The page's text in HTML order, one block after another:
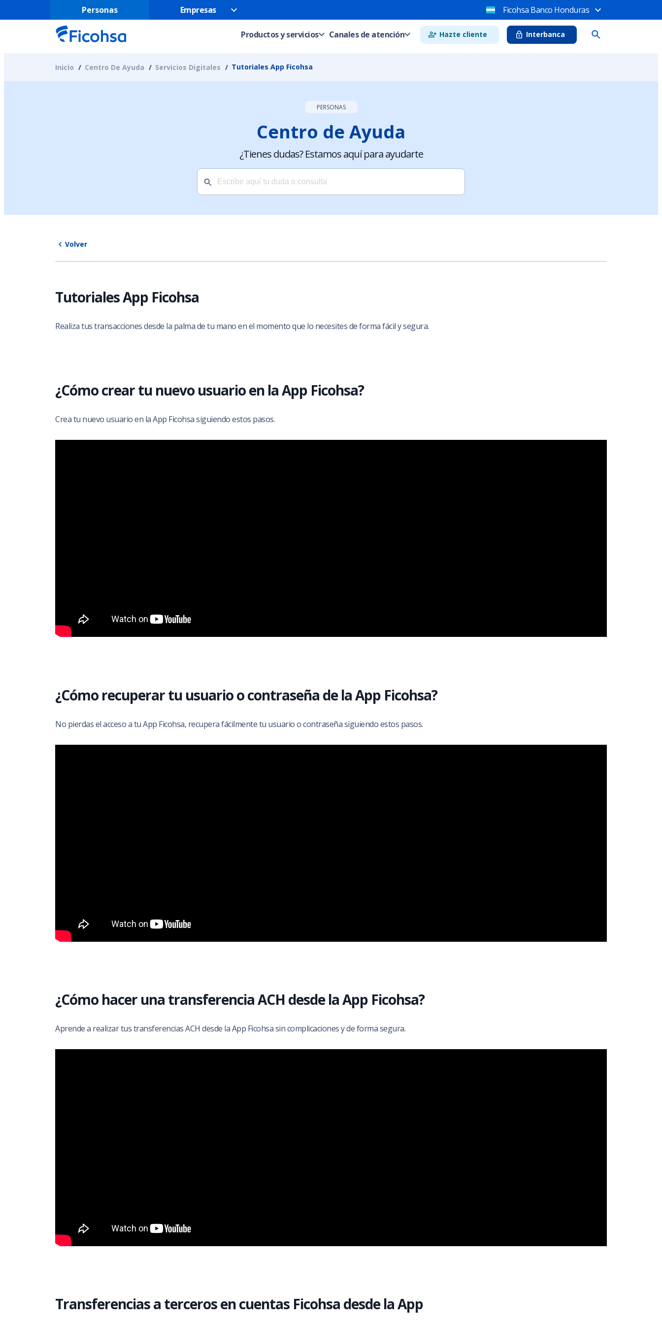
Personas Empresas Ficohsa Banco Honduras
Productos y servicios Canales de atención Hazte cliente Interbanca
Inicio Centro De Ayuda Servicios Digitales Tutoriales App Ficohsa
PERSONAS
Centro de Ayuda
¿Tienes dudas? Estamos aquí para ayudarte
Volver
Tutoriales App Ficohsa
Realiza tus transacciones desde la palma de tu mano en el momento que lo necesites de forma fácil y segura.
¿Cómo crear tu nuevo usuario en la App Ficohsa?
Crea tu nuevo usuario en la App Ficohsa siguiendo estos pasos.
¿Cómo recuperar tu usuario o contraseña de la App Ficohsa?
No pierdas el acceso a tu App Ficohsa, recupera fácilmente tu usuario o contraseña siguiendo estos pasos.
¿Cómo hacer una transferencia ACH desde la App Ficohsa?
Aprende a realizar tus transferencias ACH desde la App Ficohsa sin complicaciones y de forma segura.
Transferencias a terceros en cuentas Ficohsa desde la App